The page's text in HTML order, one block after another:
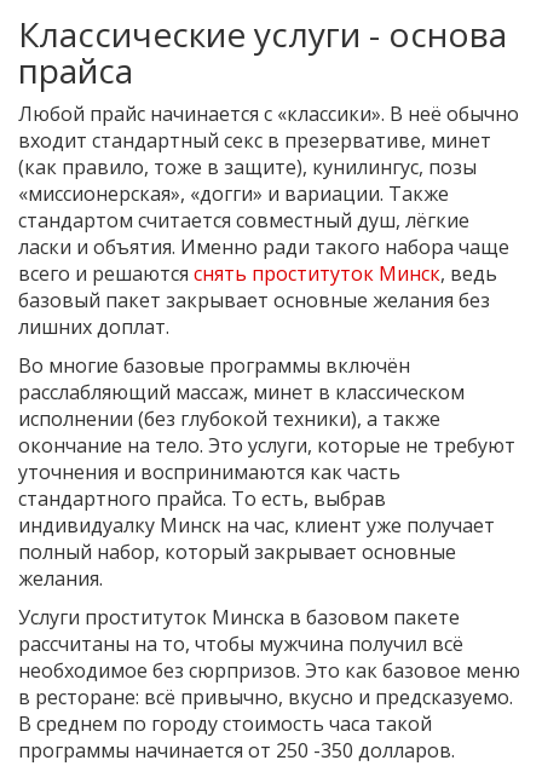
Классические услуги - основа
прайса
Любой прайс начинается с «классики». В неё обычно
входит стандартный секс в презервативе, минет
(как правило, тоже в защите), кунилингус, позы
«миссионерская», «догги» и вариации. Также
стандартом считается совместный душ, лёгкие
ласки и объятия. Именно ради такого набора чаще
всего и решаются снять проституток Минск, ведь
базовый пакет закрывает основные желания без
лишних доплат.
Во многие базовые программы включён
расслабляющий массаж, минет в классическом
исполнении (без глубокой техники), а также
окончание на тело. Это услуги, которые не требуют
уточнения и воспринимаются как часть
стандартного прайса. То есть, выбрав
индивидуалку Минск на час, клиент уже получает
полный набор, который закрывает основные
желания.
Услуги проституток Минска в базовом пакете
рассчитаны на то, чтобы мужчина получил всё
необходимое без сюрпризов. Это как базовое меню
в ресторане: всё привычно, вкусно и предсказуемо.
В среднем по городу стоимость часа такой
программы начинается от 250 -350 долларов.